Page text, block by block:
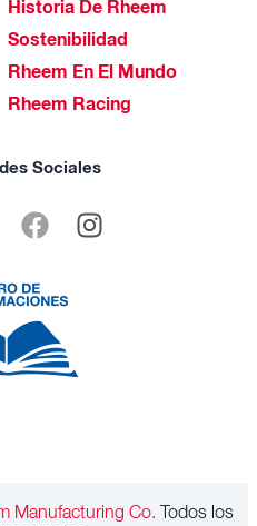
Historia De Rheem
Sostenibilidad
Rheem En El Mundo
Rheem Racing
Sociales
Manufacturing Co. Todos los